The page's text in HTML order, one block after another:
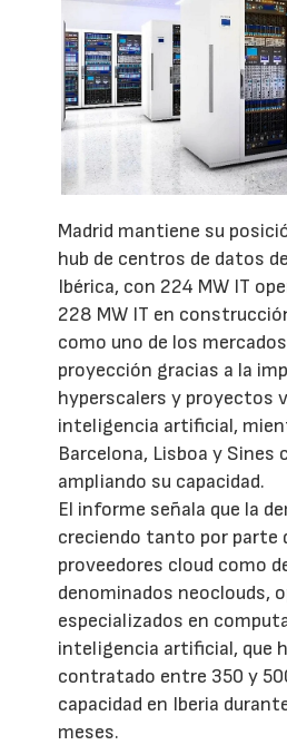
Madrid mantiene su
hub de centros de datos
Ibérica, con 224 MW IT
228 MW IT en
como uno de los
proyección gracias a la
hyperscalers y proyectos
inteligencia artificial,
Barcelona, Lisboa y Sines
ampliando su capacidad.
El informe señala que la
creciendo tanto por parte
proveedores cloud como
denominados neoclouds,
especializados en
inteligencia artificial, que
contratado entre 350 y
capacidad en Iberia
meses.